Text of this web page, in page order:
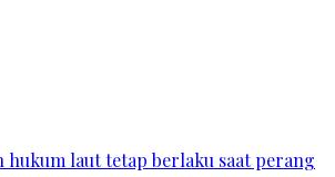
hukum laut tetap berlaku saat perang